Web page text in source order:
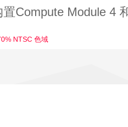
Compute Module 4
NTSC 色域